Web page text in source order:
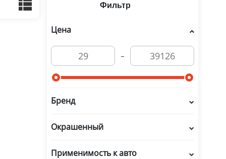
Фильтр
Цена
Бренд
Окрашенный
Применимость к авто